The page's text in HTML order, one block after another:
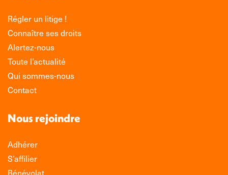
Régler un litige !
Connaître ses droits
Alertez-nous
Toute l’actualité
Qui sommes-nous
Contact
Nous rejoindre
Adhérer
S’affilier
Bénévolat